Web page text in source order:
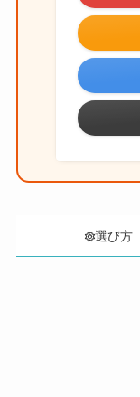
選び方